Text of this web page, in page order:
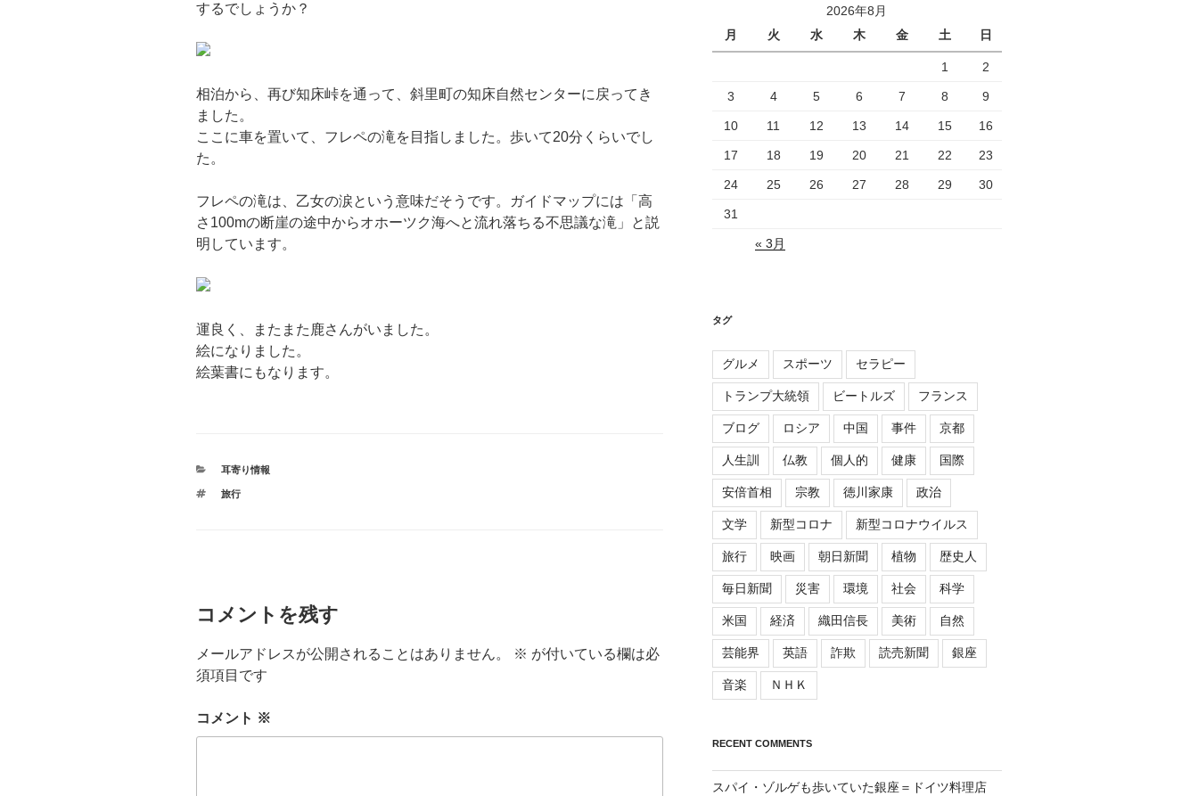
するでしょうか？
相泊から、再び知床峠を通って、斜里町の知床自然センターに戻ってき
ました。
ここに車を置いて、フレペの滝を目指しました。歩いて20分くらいでし
た。
フレペの滝は、乙女の涙という意味だそうです。ガイドマップには「高
さ100mの断崖の途中からオホーツク海へと流れ落ちる不思議な滝」と説
明しています。
運良く、またまた鹿さんがいました。
絵になりました。
絵葉書にもなります。
カ
ゴ
耳寄り情報
タ
旅行
コメントを残す
メールアドレスが公開されることはありません。 ※ が付いている欄は必
須項目です
コメント ※
2026年8月
月
火 水 木 金 土 日
1 2
3 4 5 6 7 8 9
10 11 12 13 14 15 16
17 18 19 20 21 22 23
24 25 26 27 28 29 30
31
« 3月
タグ
グルメ スポーツ セラピー
トランプ大統領 ビートルズ フランス
ブログ ロシア 中国 事件 京都
人生訓 仏教 個人的 健康 国際
安倍首相 宗教 徳川家康 政治
文学 新型コロナ 新型コロナウイルス
旅行 映画 朝日新聞 植物 歴史人
毎日新聞 災害 環境 社会 科学
米国 経済 織田信長 美術 自然
芸能界 英語 詐欺 読売新聞 銀座
音楽 ＮＨＫ
RECENT COMMENTS
スパイ・ゾルゲも歩いていた銀座＝ドイツ料理店